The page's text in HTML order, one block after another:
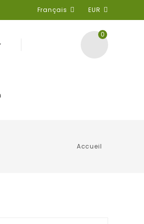
Français EUR
0
Accueil